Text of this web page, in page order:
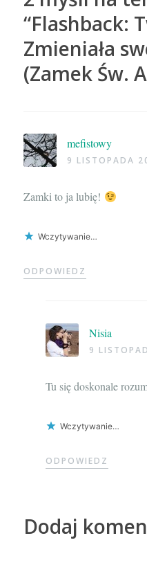
“Flashback:
Zmieniała
(Zamek Św.
mefistowy
9 LISTOPADA
Zamki to ja lubię!
Wczytywanie…
ODPOWIEDZ
Nisia
9
Tu się doskonale
Wczytywanie…
ODPOWIEDZ
Dodaj